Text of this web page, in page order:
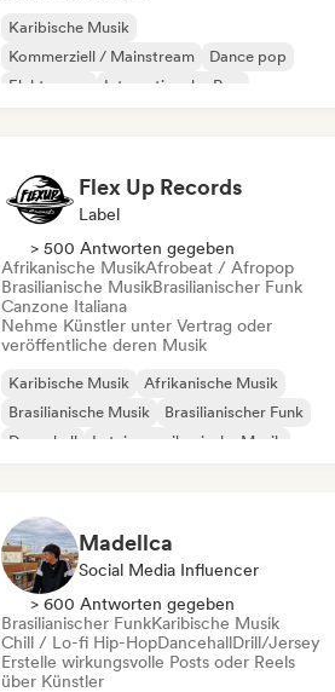
Karibische Musik
Kommerziell / Mainstream
Dance pop
Elektropop
Internationaler Pop
Flex Up Records
Label
> 500 Antworten gegeben
Afrikanische MusikAfrobeat / Afropop
Brasilianische MusikBrasilianischer Funk
Canzone Italiana
Nehme Künstler unter Vertrag oder
veröffentliche deren Musik
Karibische Musik
Afrikanische Musik
Brasilianische Musik
Brasilianischer Funk
Dancehall
Lateinamerikanische Musik
Madellca
Social Media Influencer
> 600 Antworten gegeben
Brasilianischer FunkKaribische Musik
Chill / Lo-fi Hip-HopDancehallDrill/Jersey
Erstelle wirkungsvolle Posts oder Reels
über Künstler